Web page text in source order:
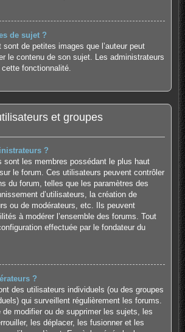
de sujet ?
de petites images que l’auteur peut
le contenu de son sujet. Les administrateurs
fonctionnalité.
et groupes
?
sont les membres possédant le plus haut
le forum. Ces utilisateurs peuvent contrôler
du forum, telles que les paramètres des
d’utilisateurs, la création de
ou de modérateurs, etc. Ils peuvent
à modérer l’ensemble des forums. Tout
effectuée par le fondateur du
?
des utilisateurs individuels (ou des groupes
qui surveillent régulièrement les forums.
de modifier ou de supprimer les sujets, les
les déplacer, les fusionner et les